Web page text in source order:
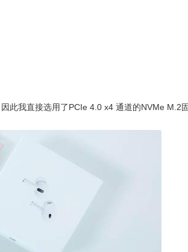
此我直接选用了PCIe 4.0 x4 通道的NVMe M.2